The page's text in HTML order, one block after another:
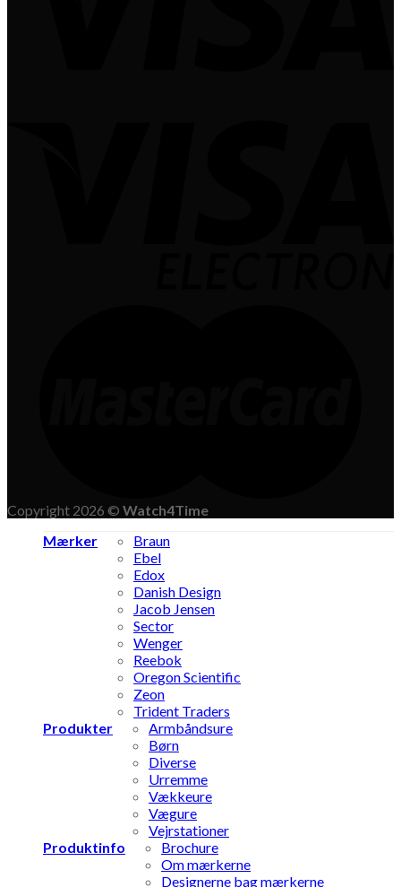
Copyright 2026 © Watch4Time
Mærker
Braun
Ebel
Edox
Danish Design
Jacob Jensen
Sector
Wenger
Reebok
Oregon Scientific
Zeon
Trident Traders
Produkter
Armbåndsure
Børn
Diverse
Urremme
Vækkeure
Vægure
Vejrstationer
Produktinfo
Brochure
Om mærkerne
Designerne bag mærkerne